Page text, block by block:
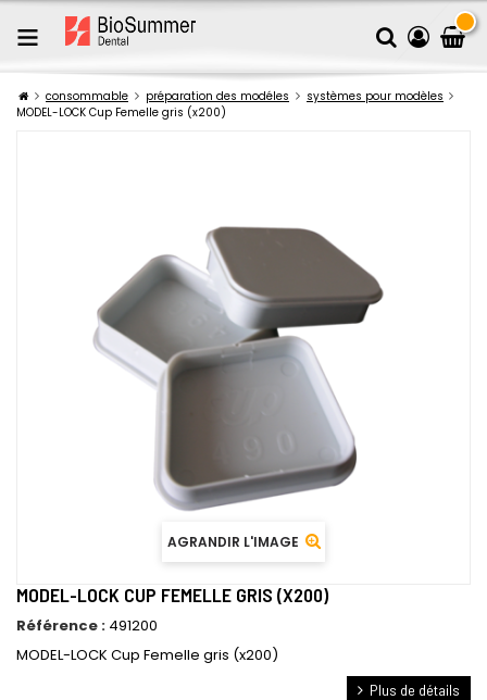
consommable préparation des modéles
systèmes pour modèles
MODEL-LOCK Cup Femelle gris (x200)
AGRANDIR L'IMAGE
MODEL-LOCK CUP FEMELLE GRIS (X200)
Référence : 491200
MODEL-LOCK Cup Femelle gris (x200)
Plus de détails